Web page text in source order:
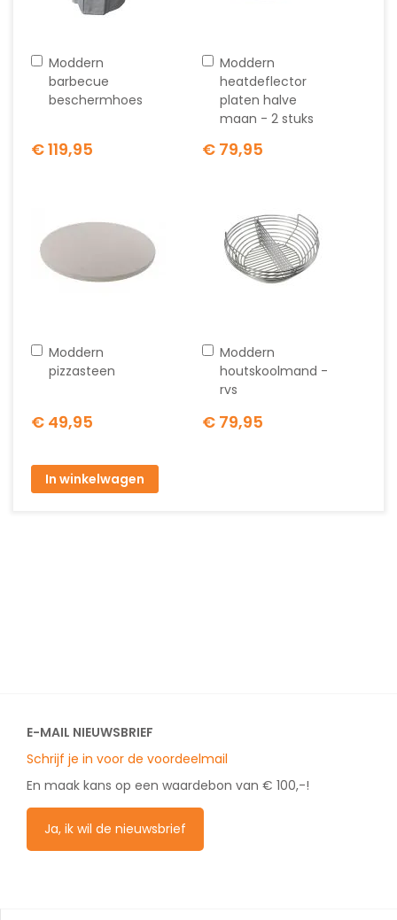
Moddern
barbecue
beschermhoes
€ 119,95
In
winkelwagen
Moddern
heatdeflector
platen halve
maan - 2 stuks
€ 79,95
In
winkelwagen
Moddern
pizzasteen
€ 49,95
In
winkelwagen
Moddern
houtskoolmand -
rvs
€ 79,95
In
winkelwagen
In winkelwagen
E-MAIL NIEUWSBRIEF
Schrijf je in voor de voordeelmail
En maak kans op een waardebon van € 100,-!
Ja, ik wil de nieuwsbrief